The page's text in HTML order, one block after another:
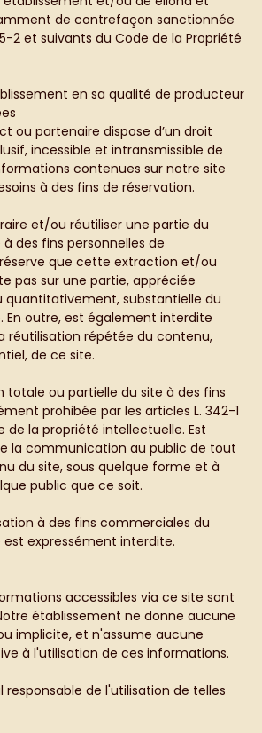
de contrefaçon sanctionnée
2 et suivants du Code de la Propriété
en sa qualité de producteur
ou partenaire dispose d’un droit
incessible et intransmissible de
contenues sur notre site
à des fins de réservation.
et/ou réutiliser une partie du
des fins personnelles de
que cette extraction et/ou
pas sur une partie, appréciée
substantielle du
En outre, est également interdite
réutilisation répétée du contenu,
de ce site.
totale ou partielle du site à des fins
prohibée par les articles L. 342-1
de la propriété intellectuelle. Est
la communication au public de tout
du site, sous quelque forme et à
public que ce soit.
à des fins commerciales du
expressément interdite.
accessibles via ce site sont
établissement ne donne aucune
implicite, et n'assume aucune
à l'utilisation de ces informations.
responsable de l'utilisation de telles